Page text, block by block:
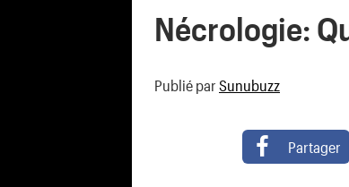
Nécrologie:
Publié par Sunubuzz
Partager